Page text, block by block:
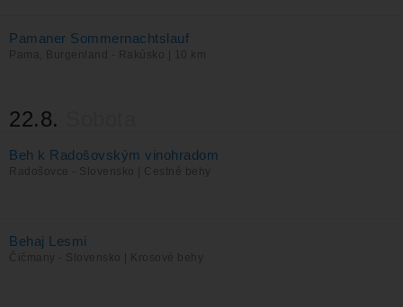
Pamaner Sommernachtslauf
Pama, Burgenland - Rakúsko | 10 km
22.8.
Beh k Radošovským vinohradom
Radošovce - Slovensko | Cestné behy
Behaj Lesmi
Čičmany - Slovensko | Krosové behy